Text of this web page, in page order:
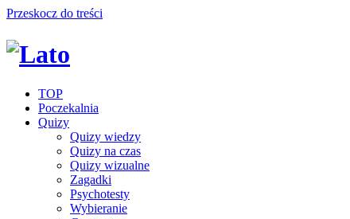
Przeskocz do treści
TOP
Poczekalnia
Quizy
Quizy wiedzy
Quizy na czas
Quizy wizualne
Zagadki
Psychotesty
Wybieranie